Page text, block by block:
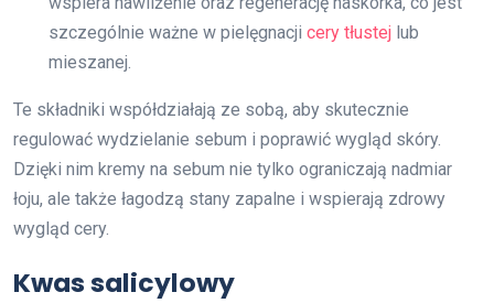
szczególnie ważne w pielęgnacji cery tłustej lub
mieszanej.
Te składniki współdziałają ze sobą, aby skutecznie
regulować wydzielanie sebum i poprawić wygląd skóry.
Dzięki nim kremy na sebum nie tylko ograniczają nadmiar
łoju, ale także łagodzą stany zapalne i wspierają zdrowy
wygląd cery.
Kwas salicylowy